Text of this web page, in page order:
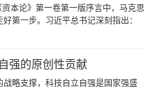
本论》第一卷第一版序言中，马克思
第一步。习近平总书记深刻指出：
想法，那做的一切事情都不会对。”
强的原创性贡献
略支撑，科技自立自强是国家强盛